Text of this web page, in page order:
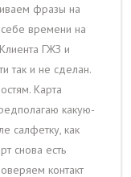
фразы на
времени на
ГЖЗ и
так и не сделан.
Карта
какую-
салфетку, как
снова есть
контакт